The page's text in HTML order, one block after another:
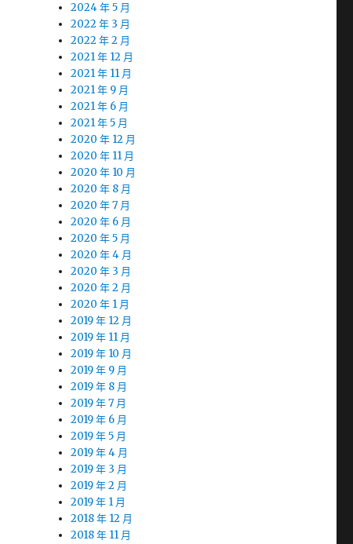
2024 年 5 月
2022 年 3 月
2022 年 2 月
2021 年 12 月
2021 年 11 月
2021 年 9 月
2021 年 6 月
2021 年 5 月
2020 年 12 月
2020 年 11 月
2020 年 10 月
2020 年 8 月
2020 年 7 月
2020 年 6 月
2020 年 5 月
2020 年 4 月
2020 年 3 月
2020 年 2 月
2020 年 1 月
2019 年 12 月
2019 年 11 月
2019 年 10 月
2019 年 9 月
2019 年 8 月
2019 年 7 月
2019 年 6 月
2019 年 5 月
2019 年 4 月
2019 年 3 月
2019 年 2 月
2019 年 1 月
2018 年 12 月
2018 年 11 月